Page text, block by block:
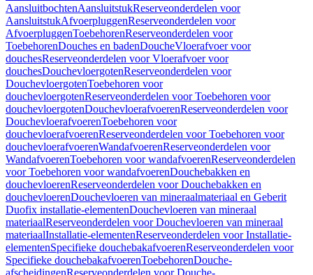
AansluitbochtenAansluitstukReserveonderdelen voor
AansluitstukAfvoerpluggenReserveonderdelen voor
AfvoerpluggenToebehorenReserveonderdelen voor
ToebehorenDouches en badenDoucheVloerafvoer voor
douchesReserveonderdelen voor Vloerafvoer voor
douchesDouchevloergotenReserveonderdelen voor
DouchevloergotenToebehoren voor
douchevloergotenReserveonderdelen voor Toebehoren voor
douchevloergotenDouchevloerafvoerenReserveonderdelen voor
DouchevloerafvoerenToebehoren voor
douchevloerafvoerenReserveonderdelen voor Toebehoren voor
douchevloerafvoerenWandafvoerenReserveonderdelen voor
WandafvoerenToebehoren voor wandafvoerenReserveonderdelen
voor Toebehoren voor wandafvoerenDouchebakken en
douchevloerenReserveonderdelen voor Douchebakken en
douchevloerenDouchevloeren van mineraalmateriaal en Geberit
Duofix installatie-elementenDouchevloeren van mineraal
materiaalReserveonderdelen voor Douchevloeren van mineraal
materiaalInstallatie-elementenReserveonderdelen voor Installatie-
elementenSpecifieke douchebakafvoerenReserveonderdelen voor
Specifieke douchebakafvoerenToebehorenDouche-
afscheidingenReserveonderdelen voor Douche-